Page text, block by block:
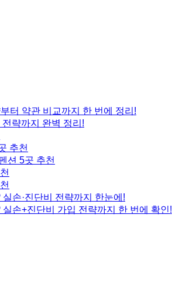
터 약관 비교까지 한 번에 정리!
략까지 완벽 정리!
추천
션 5곳 추천
손·진단비 전략까지 한눈에!
손+진단비 가입 전략까지 한 번에 확인!